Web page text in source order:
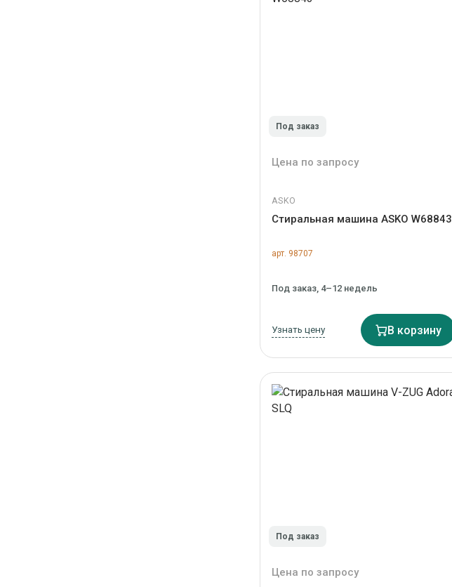
Под заказ
Цена по запросу
ASKO
Стиральная машина ASKO W68843
арт. 98707
Под заказ, 4–12 недель
Узнать цену В корзину
Под заказ
Цена по запросу